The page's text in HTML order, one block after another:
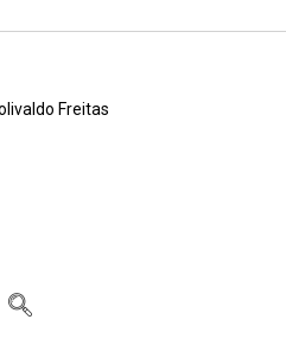
Freitas